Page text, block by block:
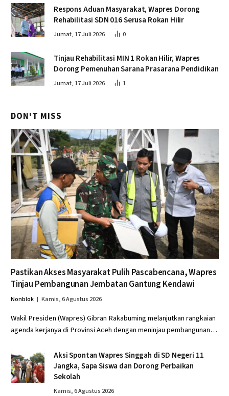
Respons Aduan Masyarakat, Wapres Dorong
Rehabilitasi SDN 016 Serusa Rokan Hilir
Jumat, 17 Juli 2026 0
Tinjau Rehabilitasi MIN 1 Rokan Hilir, Wapres
Dorong Pemenuhan Sarana Prasarana Pendidikan
Jumat, 17 Juli 2026 1
DON'T MISS
Pastikan Akses Masyarakat Pulih Pascabencana, Wapres
Tinjau Pembangunan Jembatan Gantung Kendawi
Nonblok Kamis, 6 Agustus 2026
Wakil Presiden (Wapres) Gibran Rakabuming melanjutkan rangkaian
agenda kerjanya di Provinsi Aceh dengan meninjau pembangunan…
Aksi Spontan Wapres Singgah di SD Negeri 11
Jangka, Sapa Siswa dan Dorong Perbaikan
Sekolah
Kamis, 6 Agustus 2026